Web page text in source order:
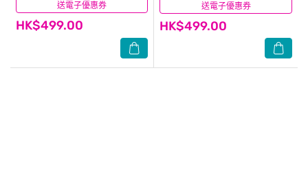
送電子優惠券
HK$499.00
(0) 送電子優惠券
HK$499.00
(3)